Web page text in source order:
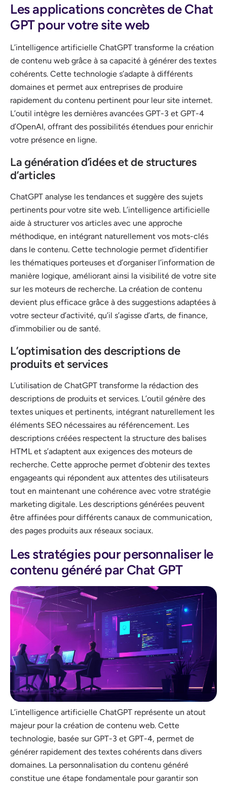
Les applications concrètes de Chat
GPT pour votre site web
L’intelligence artificielle ChatGPT transforme la création
de contenu web grâce à sa capacité à générer des textes
cohérents. Cette technologie s’adapte à différents
domaines et permet aux entreprises de produire
rapidement du contenu pertinent pour leur site internet.
L’outil intègre les dernières avancées GPT-3 et GPT-4
d’OpenAI, offrant des possibilités étendues pour enrichir
votre présence en ligne.
La génération d’idées et de structures
d’articles
ChatGPT analyse les tendances et suggère des sujets
pertinents pour votre site web. L’intelligence artificielle
aide à structurer vos articles avec une approche
méthodique, en intégrant naturellement vos mots-clés
dans le contenu. Cette technologie permet d’identifier
les thématiques porteuses et d’organiser l’information de
manière logique, améliorant ainsi la visibilité de votre site
sur les moteurs de recherche. La création de contenu
devient plus efficace grâce à des suggestions adaptées à
votre secteur d’activité, qu’il s’agisse d’arts, de finance,
d’immobilier ou de santé.
L’optimisation des descriptions de
produits et services
L’utilisation de ChatGPT transforme la rédaction des
descriptions de produits et services. L’outil génère des
textes uniques et pertinents, intégrant naturellement les
éléments SEO nécessaires au référencement. Les
descriptions créées respectent la structure des balises
HTML et s’adaptent aux exigences des moteurs de
recherche. Cette approche permet d’obtenir des textes
engageants qui répondent aux attentes des utilisateurs
tout en maintenant une cohérence avec votre stratégie
marketing digitale. Les descriptions générées peuvent
être affinées pour différents canaux de communication,
des pages produits aux réseaux sociaux.
Les stratégies pour personnaliser le
contenu généré par Chat GPT
L’intelligence artificielle ChatGPT représente un atout
majeur pour la création de contenu web. Cette
technologie, basée sur GPT-3 et GPT-4, permet de
générer rapidement des textes cohérents dans divers
domaines. La personnalisation du contenu généré
constitue une étape fondamentale pour garantir son